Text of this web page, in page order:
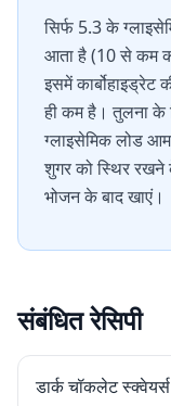
सिर्फ 5.3 के
आता है (10 से कम
इसमें
ही कम है। तुलना
ग्लाइसेमिक लोड
शुगर को स्थिर
भोजन के बाद खाएं।
संबंधित रेसिपी
डार्क चॉकलेट स्क्वेयर्स